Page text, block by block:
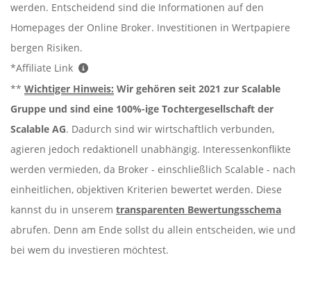
werden. Entscheidend sind die Informationen auf den
Homepages der Online Broker. Investitionen in Wertpapiere
bergen Risiken.
*Affiliate Link
** Wichtiger Hinweis: Wir gehören seit 2021 zur Scalable
Gruppe und sind eine 100%-ige Tochtergesellschaft der
Scalable AG. Dadurch sind wir wirtschaftlich verbunden,
agieren jedoch redaktionell unabhängig. Interessenkonflikte
werden vermieden, da Broker - einschließlich Scalable - nach
einheitlichen, objektiven Kriterien bewertet werden. Diese
kannst du in unserem transparenten Bewertungsschema
abrufen. Denn am Ende sollst du allein entscheiden, wie und
bei wem du investieren möchtest.